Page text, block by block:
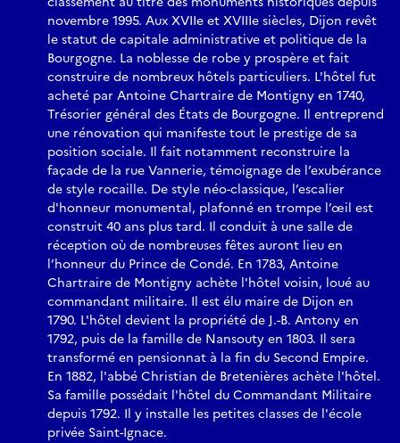
novembre 1995. Aux XVIIe et XVIIIe siècles, Dijon revêt
le statut de capitale administrative et politique de la
Bourgogne. La noblesse de robe y prospère et fait
construire de nombreux hôtels particuliers. L'hôtel fut
acheté par Antoine Chartraire de Montigny en 1740,
Trésorier général des États de Bourgogne. Il entreprend
une rénovation qui manifeste tout le prestige de sa
position sociale. Il fait notamment reconstruire la
façade de la rue Vannerie, témoignage de l’exubérance
de style rocaille. De style néo-classique, l’escalier
d'honneur monumental, plafonné en trompe l’œil est
construit 40 ans plus tard. Il conduit à une salle de
réception où de nombreuses fêtes auront lieu en
l’honneur du Prince de Condé. En 1783, Antoine
Chartraire de Montigny achète l'hôtel voisin, loué au
commandant militaire. Il est élu maire de Dijon en
1790. L'hôtel devient la propriété de J.-B. Antony en
1792, puis de la famille de Nansouty en 1803. Il sera
transformé en pensionnat à la fin du Second Empire.
En 1882, l'abbé Christian de Bretenières achète l'hôtel.
Sa famille possédait l'hôtel du Commandant Militaire
depuis 1792. Il y installe les petites classes de l'école
privée Saint-Ignace.